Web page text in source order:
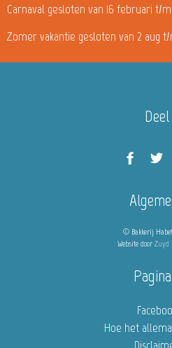
Carnaval gesloten van 16 februari t/
Zomer vakantie gesloten van 2 aug t/
Deel
© Bakkerij
Website door Zuyd
Hoe het